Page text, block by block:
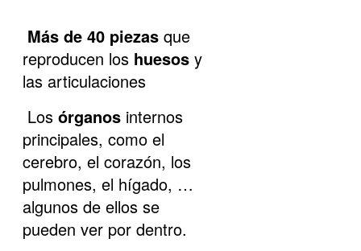
Más de 40 piezas que
reproducen los huesos y
las articulaciones
Los órganos internos
principales, como el
cerebro, el corazón, los
pulmones, el hígado, …
algunos de ellos se
pueden ver por dentro.